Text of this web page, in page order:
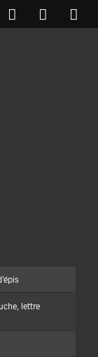
lettre